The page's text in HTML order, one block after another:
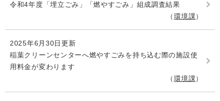
令和4年度「埋立ごみ」「燃やすごみ」組成調査結果
環境課
2025年6月30日更新
稲葉クリーンセンターへ燃やすごみを持ち込む際の施設使
用料金が変わります
環境課